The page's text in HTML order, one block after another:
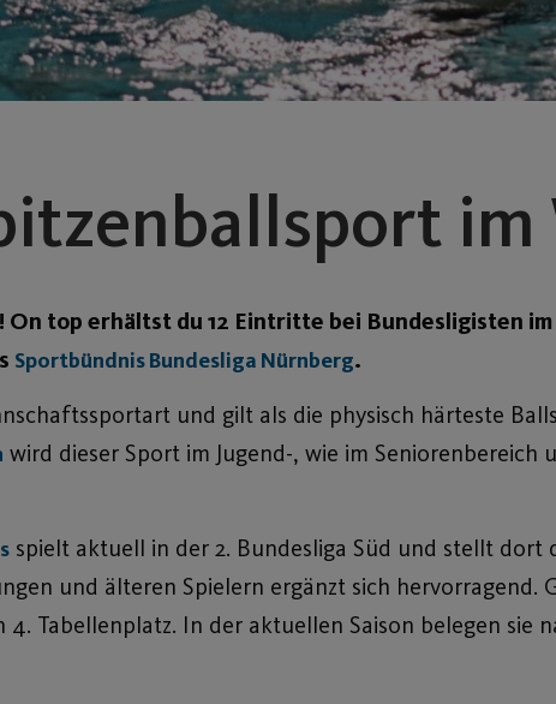
im
On top erhältst du 12 Eintritte bei Bundesligisten
Sportbündnis Bundesliga Nürnberg.
und gilt als die physisch härteste
wird dieser Sport im Jugend-, wie im Seniorenbereich
spielt aktuell in der 2. Bundesliga Süd und stellt dort
und älteren Spielern ergänzt sich hervorragend.
Tabellenplatz. In der aktuellen Saison belegen sie